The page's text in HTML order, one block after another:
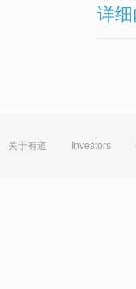
详
关于有道 Investors